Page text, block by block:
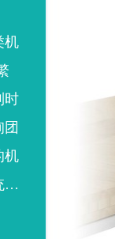
机
时
机
模